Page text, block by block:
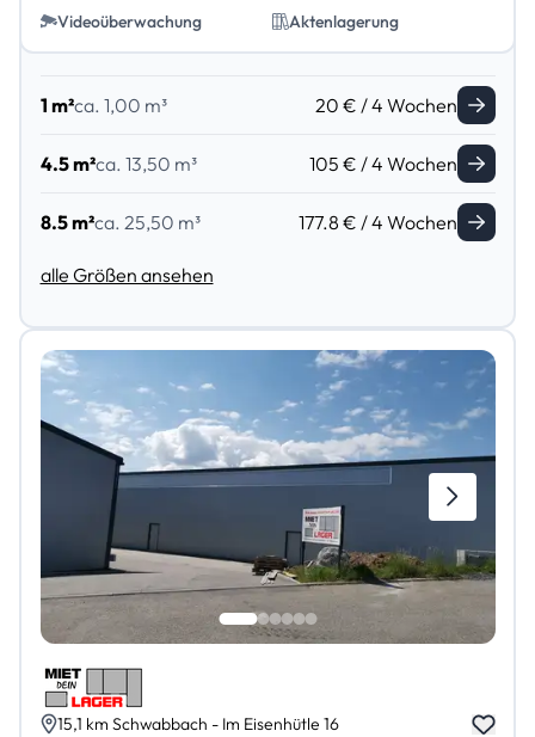
Videoüberwachung
Aktenlagerung
1 m²ca. 1,00 m³ 20 € / 4 Wochen
4.5 m²ca. 13,50 m³ 105 € / 4 Wochen
8.5 m²ca. 25,50 m³ 177.8 € / 4 Wochen
alle Größen ansehen
15,1 km Schwabbach - Im Eisenhütle 16